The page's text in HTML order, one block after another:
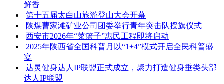
鲜香
第十五届太白山旅游登山大会开幕
陕煤曹家滩矿业公司团委举行青年突击队授旗仪式
西安市2026年“菜篮子”惠民工程即将启动
2025年陕西省全国科普月以“1+4”模式开启全民科普盛
宴
达灵健身达人IP联盟正式成立，聚力打造健身垂类头部
达人IP联盟